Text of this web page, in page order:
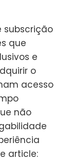
subscrição
que
e
o
acesso
não
article: